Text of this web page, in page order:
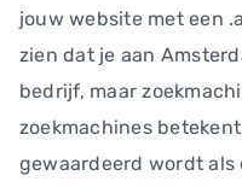
jouw website met een
zien dat je aan
bedrijf, maar
zoekmachines
gewaardeerd wordt